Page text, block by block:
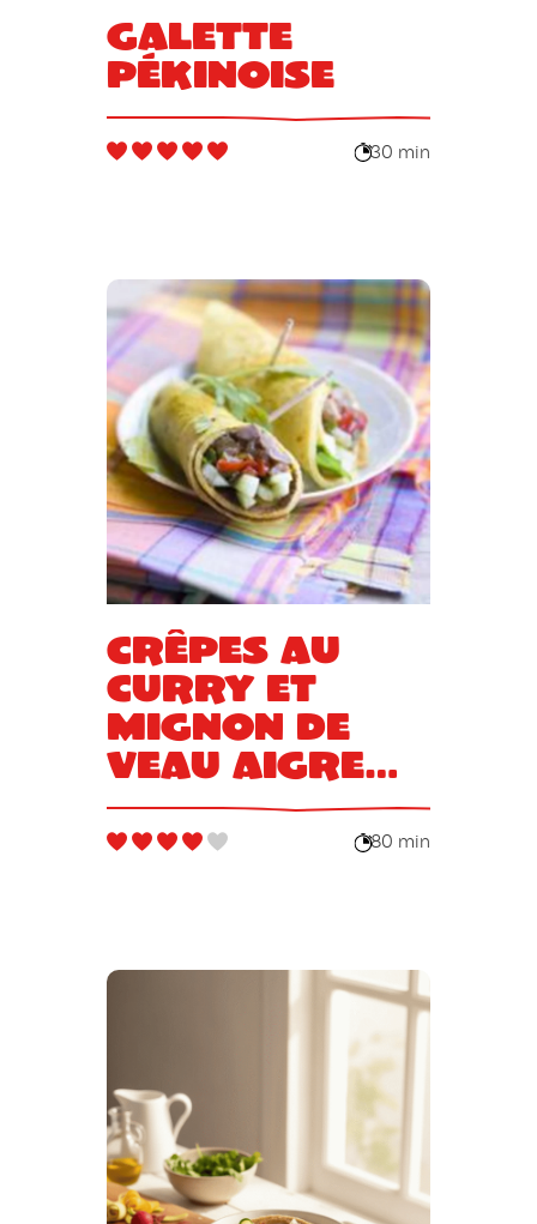
Galette
Pékinoise
30 min
Crêpes au
curry et
mignon de
veau aigre
doux
80 min